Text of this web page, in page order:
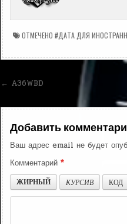
ОТМЕЧЕНО#ДАТА ДЛЯ
Навигация
по
записям
← A36WBD
Добавить
Ваш адрес email не будет
Комментарий *
ЖИРНЫЙ
КУРСИВ КОД